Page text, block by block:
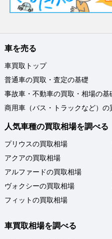
車を売る
車買取トップ
普通車の買取・査定の基礎
事故車・不動車の買取・相場の基
商用車（バス・トラックなど）の
人気車種の買取相場を調べる
プリウスの買取相場
アクアの買取相場
アルファードの買取相場
ヴォクシーの買取相場
フィットの買取相場
車買取相場を調べる